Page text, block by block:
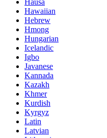
Hausa
Hawaiian
Hebrew
Hmong
Hungarian
Icelandic
Igbo
Javanese
Kannada
Kazakh
Khmer
Kurdish
Kyrgyz
Latin
Latvian